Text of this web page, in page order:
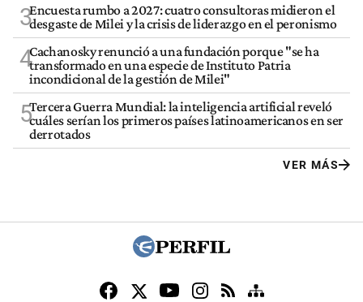
3Encuesta rumbo a 2027: cuatro consultoras midieron el
desgaste de Milei y la crisis de liderazgo en el peronismo
4Cachanosky renunció a una fundación porque "se ha
transformado en una especie de Instituto Patria
incondicional de la gestión de Milei"
5Tercera Guerra Mundial: la inteligencia artificial reveló
cuáles serían los primeros países latinoamericanos en ser
derrotados
VER MÁS